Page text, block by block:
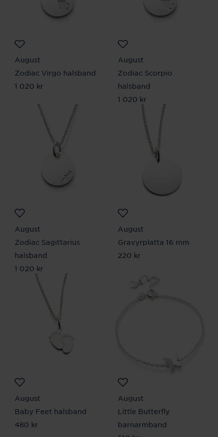
August
Zodiac Virgo halsband
Pris:1 020 kr
1 020 kr
August
Zodiac Scorpio
halsband
Pris:1 020 kr
1 020 kr
August
Zodiac Sagittarius
halsband
Pris:1 020 kr
1 020 kr
August
Gravyrplatta 16 mm
Pris:220 kr
220 kr
August
Baby Feet halsband
Pris: 480 kr
480 kr
August
Little Butterfly
barnarmband